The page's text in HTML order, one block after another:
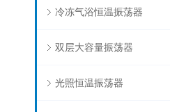
冷冻气浴恒温振荡器
双层大容量振荡器
光照恒温振荡器